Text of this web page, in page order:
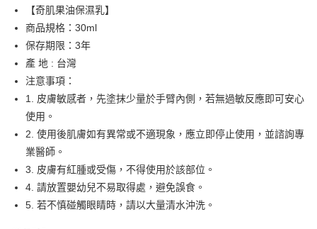
Apple Pay
街口支付
悠遊付
運送方式
全家取貨付款
每筆NT$65，滿NT$1,500(含以上)免運費
付款後全家取貨
每筆NT$65，滿NT$1,500(含以上)免運費
7-11取貨付款
【奇肌果油保濕乳】
商品規格：30ml
保存期限：3年
產 地 : 台灣
注意事項：
1. 皮膚敏感者，先塗抹少量於手臂內側，若無過敏反應即可安心
使用。
2. 使用後肌膚如有異常或不適現象，應立即停止使用，並諮詢專
業醫師。
3. 皮膚有紅腫或受傷，不得使用於該部位。
4. 請放置嬰幼兒不易取得處，避免誤食。
5. 若不慎碰觸眼睛時，請以大量清水沖洗。